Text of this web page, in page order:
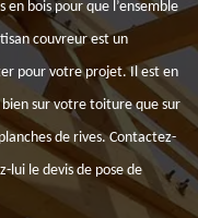
bois pour que l’ensemble
couvreur est un
pour votre projet. Il est en
bien sur votre toiture que sur
de rives. Contactez-
le devis de pose de